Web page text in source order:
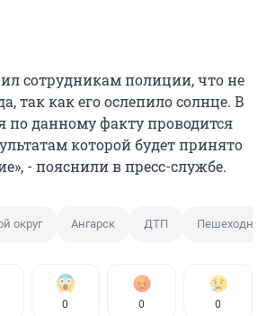
сотрудникам полиции, что не
так как его ослепило солнце. В
по данному факту проводится
которой будет принято
- пояснили в пресс-службе.
округ Ангарск ДТП
0 0 0